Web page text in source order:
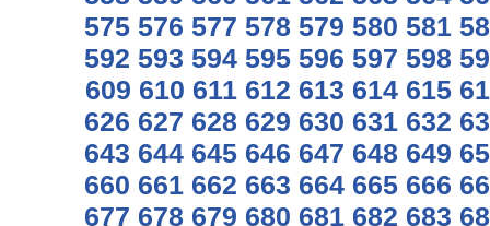
575 576 577 578 579 580 581
592 593 594 595 596 597 598
609 610 611 612 613 614 615
626 627 628 629 630 631 632
643 644 645 646 647 648 649
660 661 662 663 664 665 666
677 678 679 680 681 682 683